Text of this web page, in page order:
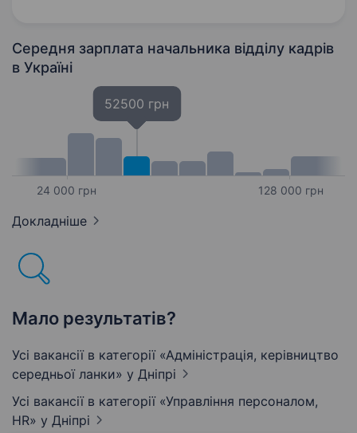
Середня зарплата начальника відділу кадрів
в Україні
24 000 грн
52500 грн
128 000 грн
Докладніше
Мало результатів?
Усі вакансії в категорії «Адмiнiстрацiя, керівництво
середньої ланки» у Дніпрі
Усі вакансії в категорії «Управління персоналом,
HR» у Дніпрі